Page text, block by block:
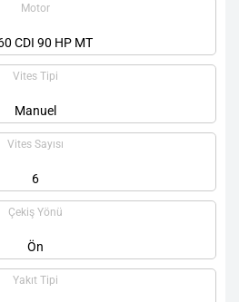
Motor
CDI 90 HP MT
Vites Tipi
Manuel
Vites Sayısı
6
Çekiş Yönü
Ön
Yakıt Tipi